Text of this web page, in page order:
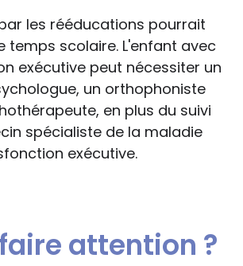
les rééducations pourrait
temps scolaire. L'enfant avec
exécutive peut nécessiter un
un orthophoniste
en plus du suivi
spécialiste de la maladie
exécutive.
attention ?